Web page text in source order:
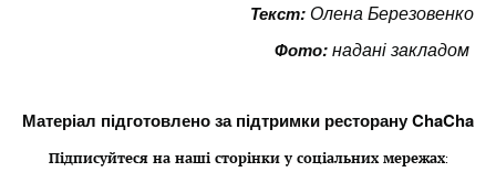
Текст: Олена Березовенко
Фото: надані закладом
Матеріал підготовлено за підтримки ресторану ChaCha
Підписуйтеся на наші сторінки у соціальних мережах: